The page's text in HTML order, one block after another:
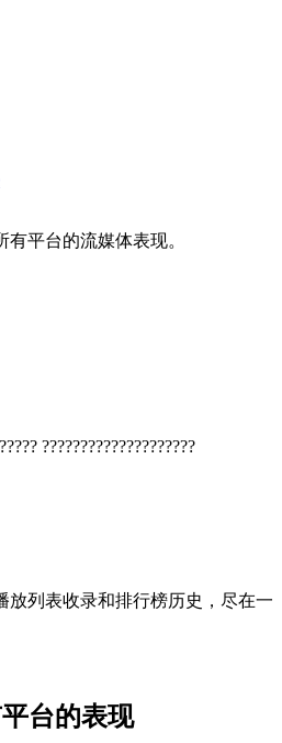
平台的流媒体表现。
????????????????????
放列表收录和排行榜历史，尽在一
台的表现